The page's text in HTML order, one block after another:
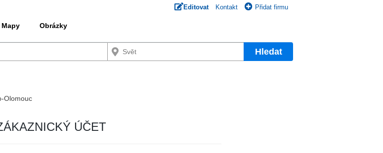
Editovat Kontakt Přidat firmu
Mapy Obrázky
Hledat
Olomouc
ÚČET